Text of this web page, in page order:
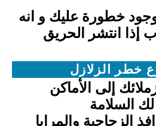
خطورة عليك و انه
إذا انتشر الحريق
خطر الزلازل
إلى الأماكن
السلامة
الزجاجية والمرايا